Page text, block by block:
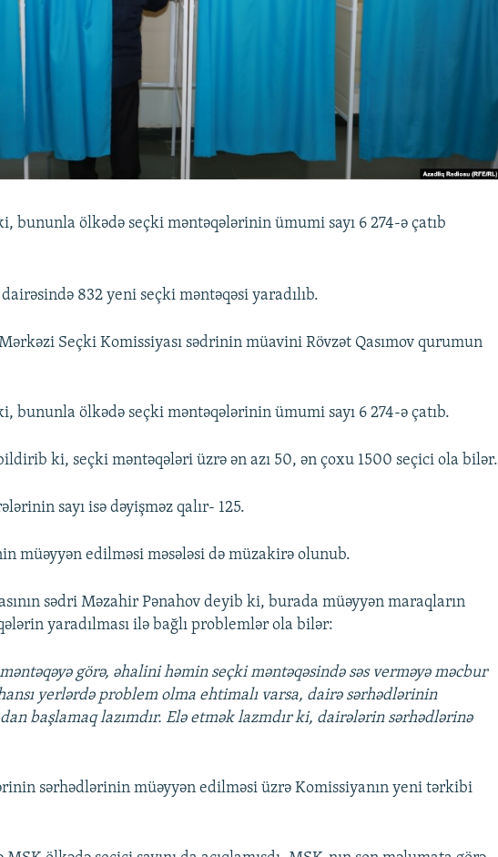
bununla ölkədə seçki məntəqələrinin ümumi sayı 6 274-ə çatıb
832 yeni seçki məntəqəsi yaradılıb.
Seçki Komissiyası sədrinin müavini Rövzət Qasımov qurumun
bununla ölkədə seçki məntəqələrinin ümumi sayı 6 274-ə çatıb.
ki, seçki məntəqələri üzrə ən azı 50, ən çoxu 1500 seçici ola bilər.
sayı isə dəyişməz qalır- 125.
müəyyən edilməsi məsələsi də müzakirə olunub.
sədri Məzahir Pənahov deyib ki, burada müəyyən maraqların
yaradılması ilə bağlı problemlər ola bilər:
görə, əhalini həmin seçki məntəqəsində səs verməyə məcbur
yerlərdə problem olma ehtimalı varsa, dairə sərhədlərinin
başlamaq lazımdır. Elə etmək lazmdır ki, dairələrin sərhədlərinə
sərhədlərinin müəyyən edilməsi üzrə Komissiyanın yeni tərkibi